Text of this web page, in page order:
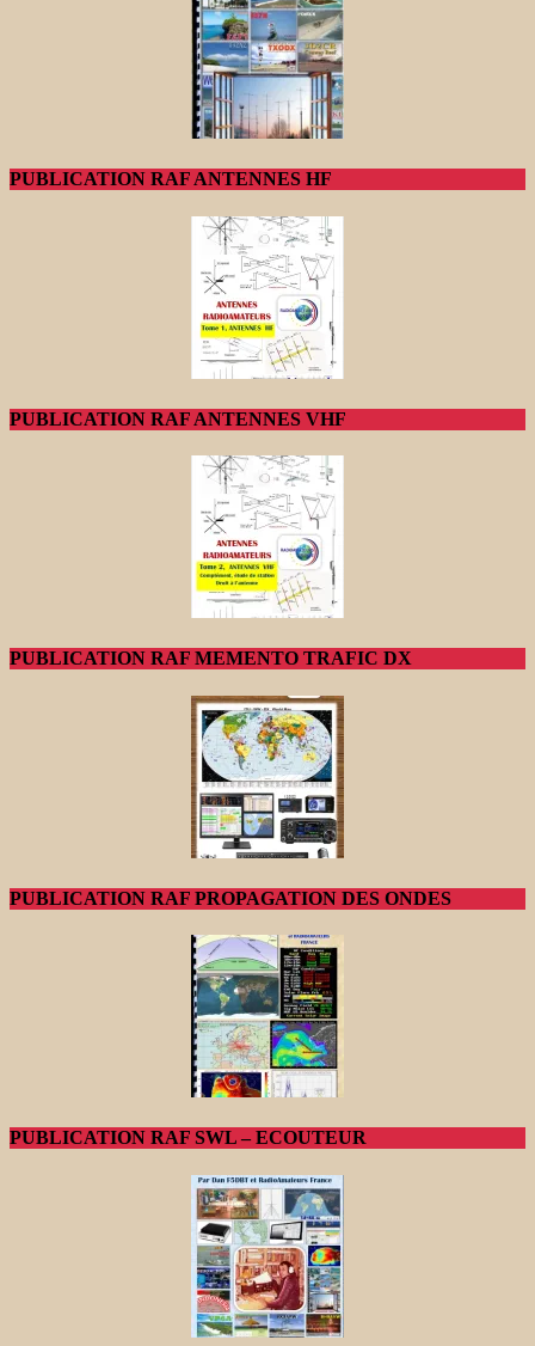
PUBLICATION RAF ANTENNES HF
PUBLICATION RAF ANTENNES VHF
PUBLICATION RAF MEMENTO TRAFIC DX
PUBLICATION RAF PROPAGATION DES ONDES
PUBLICATION RAF SWL – ECOUTEUR